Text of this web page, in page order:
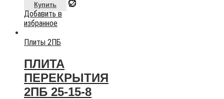
Купить
Добавить в
избранное
Плиты 2ПБ
ПЛИТА
ПЕРЕКРЫТИЯ
2ПБ 25-15-8